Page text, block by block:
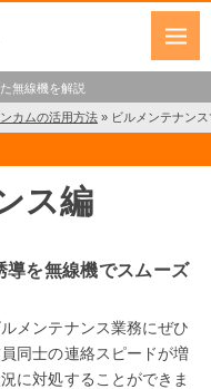
無線機を解説
カムの活用方法 » ビルメンテナン
ス編
導を無線機でスムーズ
メンテナンス業務にぜひ
同士の連絡スピードが増
に対処することができま